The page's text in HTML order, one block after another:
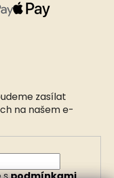
zasílat
na našem e-